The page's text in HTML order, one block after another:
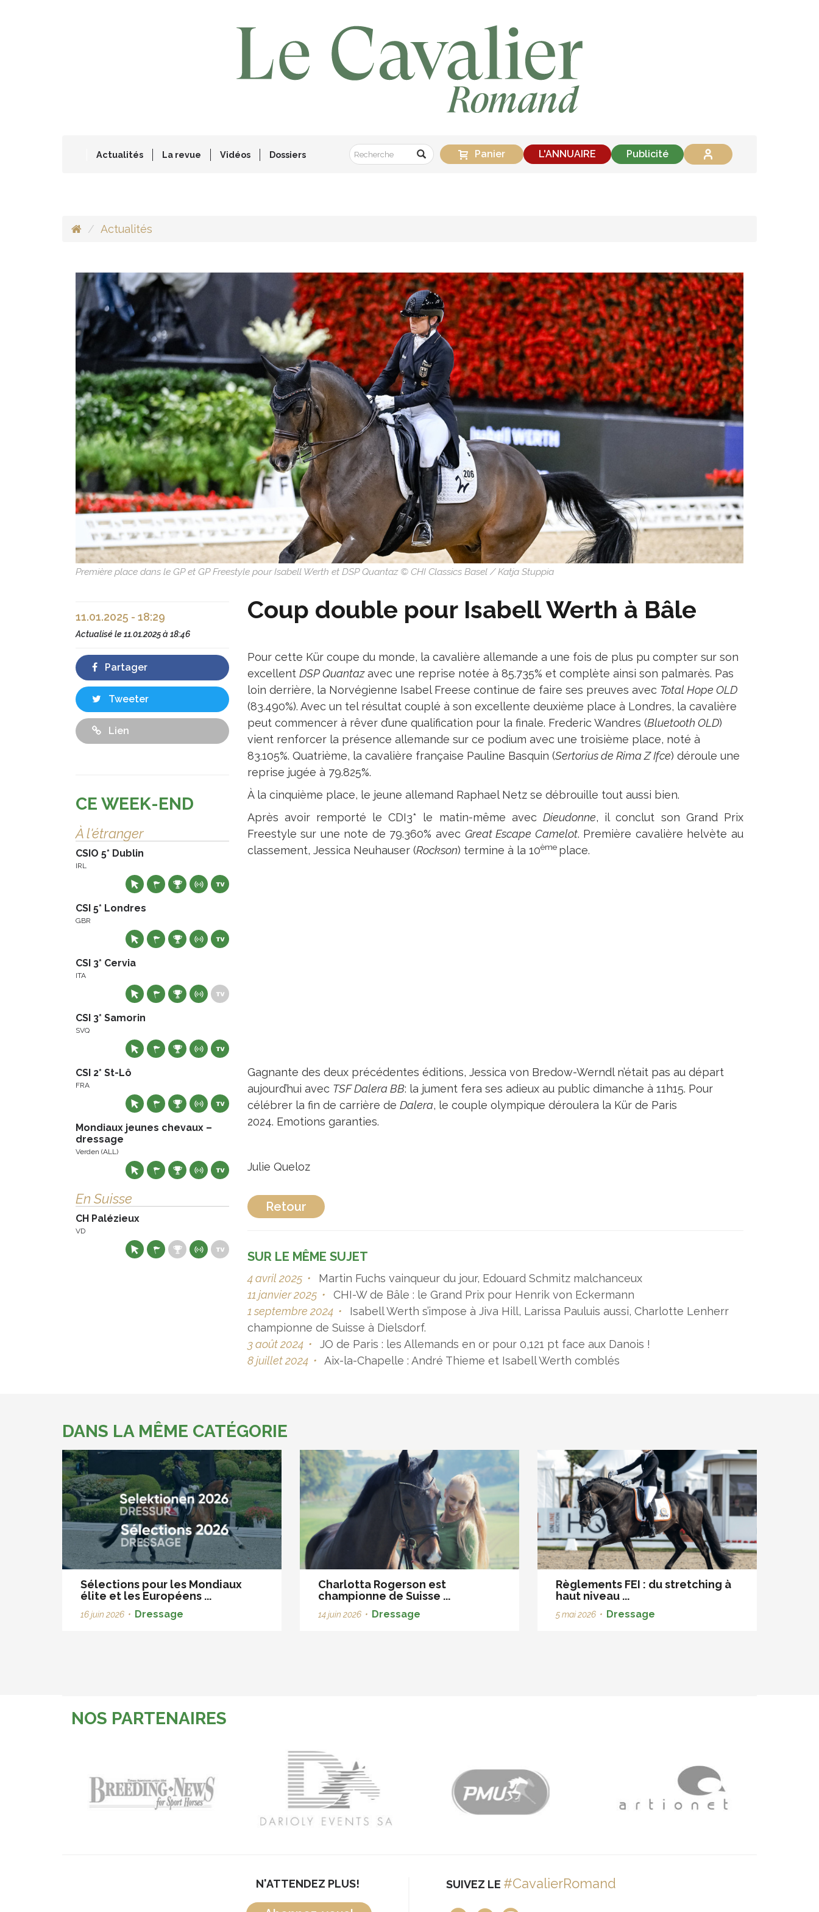
Actualités La revue Vidéos Dossiers Panier L'ANNUAIRE Publicité
Actualités
Première place dans le GP et GP Freestyle pour Isabell Werth et DSP Quantaz © CHI Classics Basel / Katja Stuppia
Coup double pour Isabell Werth à Bâle
Pour cette Kür coupe du monde, la cavalière allemande a une fois de plus pu compter sur son
excellent DSP Quantazavec une reprise notée à 85.735% et complète ainsi son palmarès. Pas
loin derrière, la Norvégienne Isabel Freese continue de faire ses preuves avec Total Hope OLD
(83.490%). Avec un tel résultat couplé à son excellente deuxième place à Londres, la cavalière
peut commencer à rêver d’une qualification pour la finale. Frederic Wandres (Bluetooth OLD)
vient renforcer la présence allemande sur ce podium avec une troisième place, noté à
83.105%. Quatrième, la cavalière française Pauline Basquin (Sertorius de Rima Z Ifce) déroule une
reprise jugée à 79.825%.
À la cinquième place, le jeune allemand Raphael Netz se débrouille tout aussi bien.
Après avoir remporté le CDI3* le matin-même avecDieudonne, il conclut son Grand Prix
Freestyle sur une note de 79.360% avec Great Escape Camelot. Première cavalière helvète au
classement, Jessica Neuhauser (Rockson) termine à la 10ème place.
Gagnante des deux précédentes éditions, Jessica von Bredow-Werndl n’était pas au départ
aujourd’hui avec TSF Dalera BB: la jument fera ses adieux au public dimanche à 11h15. Pour
célébrer la fin de carrière de Dalera, le couple olympique déroulera la Kür de Paris
2024. Emotions garanties.
Julie Queloz
Retour
SUR LE MÊME SUJET
4 avril 2025 •
Martin Fuchs vainqueur du jour, Edouard Schmitz malchanceux
11 janvier 2025 •
CHI-W de Bâle : le Grand Prix pour Henrik von Eckermann
1 septembre 2024 •
Isabell Werth s’impose à Jiva Hill, Larissa Pauluis aussi, Charlotte Lenherr
championne de Suisse à Dielsdorf.
3 août 2024 •
JO de Paris : les Allemands en or pour 0,121 pt face aux Danois !
8 juillet 2024 • Aix-la-Chapelle : André Thieme et Isabell Werth comblés
11.01.2025 - 18:29
Actualisé le11.01.2025 à 18:46
Partager
Tweeter
Lien
CE WEEK-END
À l'étranger
CSIO 5* Dublin
IRL
CSI 5* Londres
GBR
CSI 3* Cervia
ITA
CSI 3* Samorin
SVQ
CSI 2* St-Lô
FRA
Mondiaux jeunes chevaux –
dressage
Verden (ALL)
En Suisse
CH Palézieux
VD
DANS LA MÊME CATÉGORIE
Sélections pour les Mondiaux
élite et les Européens ...
16 juin 2026 • Dressage
Charlotta Rogerson est
championne de Suisse ...
14 juin 2026 • Dressage
Règlements FEI : du stretching à
haut niveau ...
5 mai 2026 • Dressage
NOS PARTENAIRES
N'ATTENDEZ PLUS! SUIVEZ LE #CavalierRomand